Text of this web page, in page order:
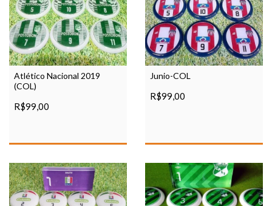
Atlético Nacional 2019
(COL)
R$99,00
Junio-COL
R$99,00